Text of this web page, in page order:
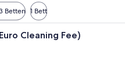
Betten 1 Bett
Ein Schlafzimmer mit einem
Cleaning Fee)